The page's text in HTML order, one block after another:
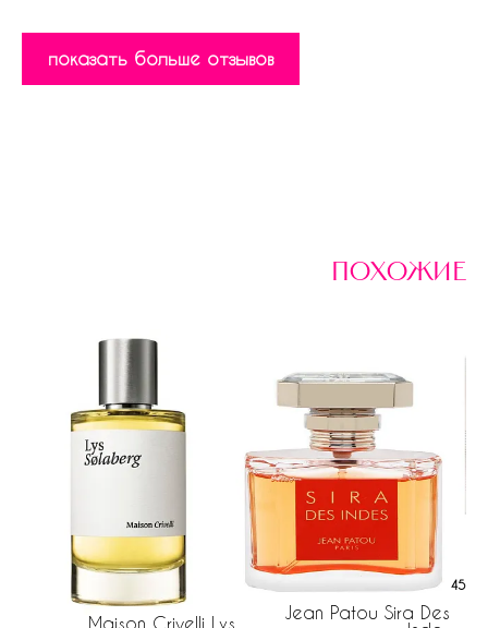
показать больше отзывов
похожие
Maison Crivelli Lys
Jean Patou Sira Des
451